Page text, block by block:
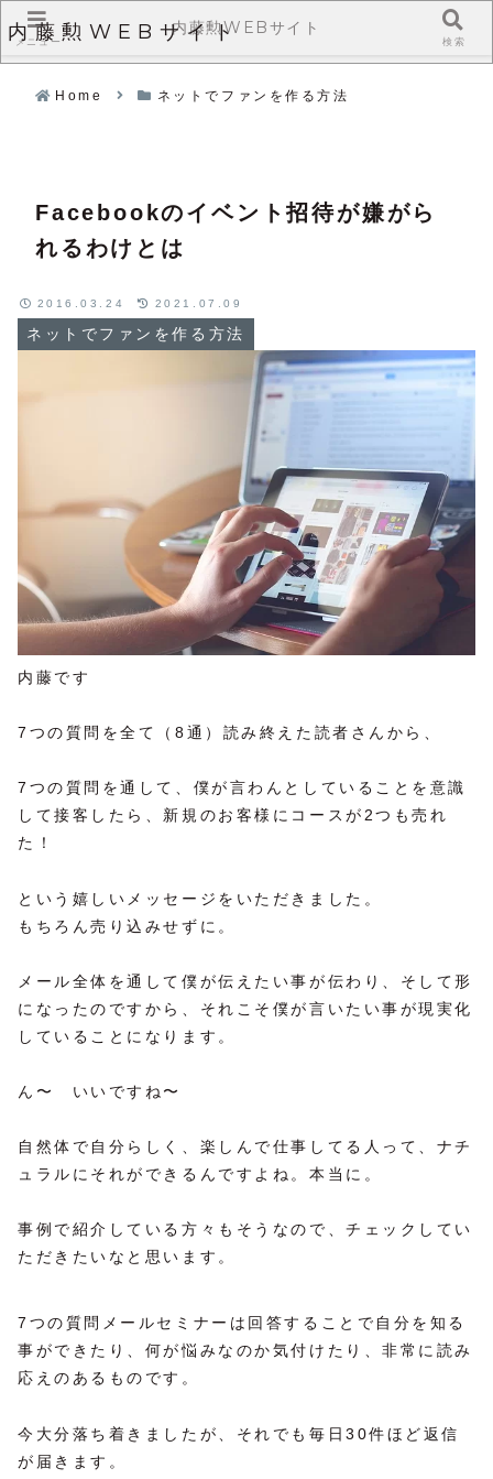
内藤勲WEBサイト
Home ネットでファンを作る方法
Facebookのイベント招待が嫌がら
れるわけとは
ネットでファンを作る方法
2016.03.24 2021.07.09
内藤です
7つの質問を全て（8通）読み終えた読者さんから、
7つの質問を通して、僕が言わんとしていることを意識
して接客したら、新規のお客様にコースが2つも売れ
た！
という嬉しいメッセージをいただきました。
もちろん売り込みせずに。
メール全体を通して僕が伝えたい事が伝わり、そして形
になったのですから、それこそ僕が言いたい事が現実化
していることになります。
ん〜 いいですね〜
自然体で自分らしく、楽しんで仕事してる人って、ナチ
ュラルにそれができるんですよね。本当に。
事例で紹介している方々もそうなので、チェックしてい
ただきたいなと思います。
7つの質問メールセミナーは回答することで自分を知る
事ができたり、何が悩みなのか気付けたり、非常に読み
応えのあるものです。
今大分落ち着きましたが、それでも毎日30件ほど返信
が届きます。
メニュー
内藤勲WEBサイト
検索